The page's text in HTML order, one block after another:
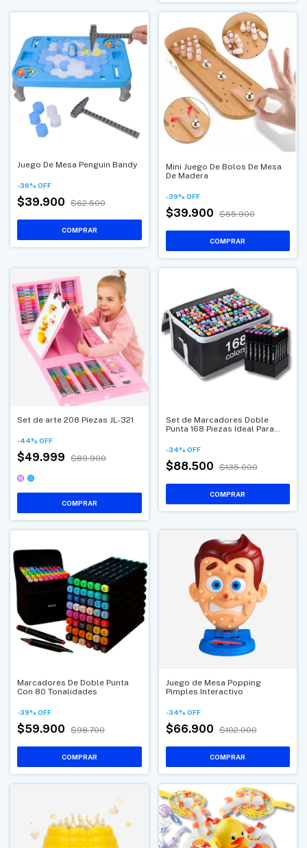
Juego De Mesa Penguin Bandy
-36% OFF
$39.900 $62.500
Mini Juego De Bolos De Mesa
De Madera
-39% OFF
$39.900 $65.900
Set de arte 208 Piezas JL-321
-44% OFF
$49.999 $89.900
COMPRAR
Set de Marcadores Doble
Punta 168 Piezas Ideal Para
Diseñadores
-34% OFF
$88.500 $135.000
Marcadores De Doble Punta
Con 80 Tonalidades
-39% OFF
$59.900 $98.700
Juego de Mesa Popping
Pimples Interactivo
-34% OFF
$66.900 $102.000